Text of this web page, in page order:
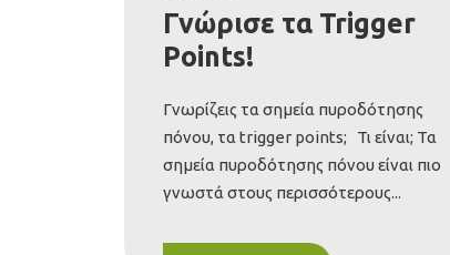
Γνώρισε τα Trigger
Points!
Γνωρίζεις τα σημεία πυροδότησης
πόνου, τα trigger points; Τι είναι; Τα
σημεία πυροδότησης πόνου είναι πιο
γνωστά στους περισσότερους...